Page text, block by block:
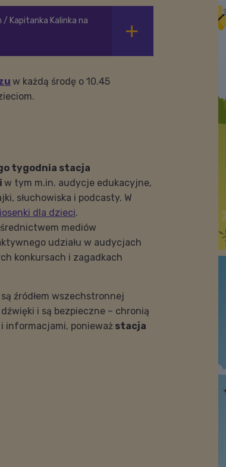
Kapitanka Kalinka na
w każdą środę o 10.45
tygodnia stacja
w tym m.in. audycje edukacyjne,
słuchowiska i podcasty. W
dla dzieci.
mediów
udziału w audycjach
konkursach i zagadkach
źródłem wszechstronnej
i są bezpieczne – chronią
informacjami, ponieważ stacja